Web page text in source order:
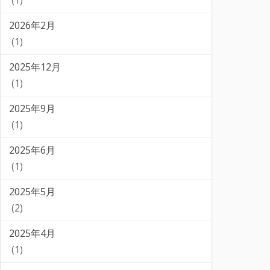
2026年2月
(1)
2025年12月
(1)
2025年9月
(1)
2025年6月
(1)
2025年5月
(2)
2025年4月
(1)